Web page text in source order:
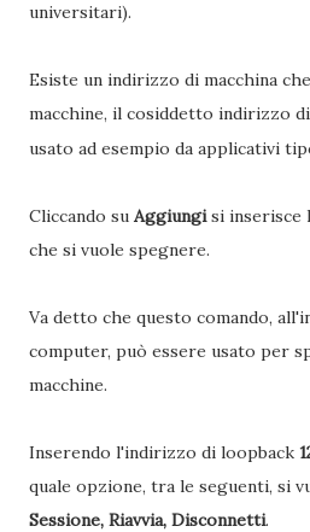
universitari).
Esiste un indirizzo di macchina
macchine, il cosiddetto indirizzo di
usato ad esempio da applicativi
Cliccando su Aggiungisi inserisce
che si vuole spegnere.
Va detto che questo comando,
computer, può essere usato per
macchine.
Inserendo l'indirizzo di loopback
quale opzione, tra le seguenti, si
Sessione, Riavvia, Disconnetti.